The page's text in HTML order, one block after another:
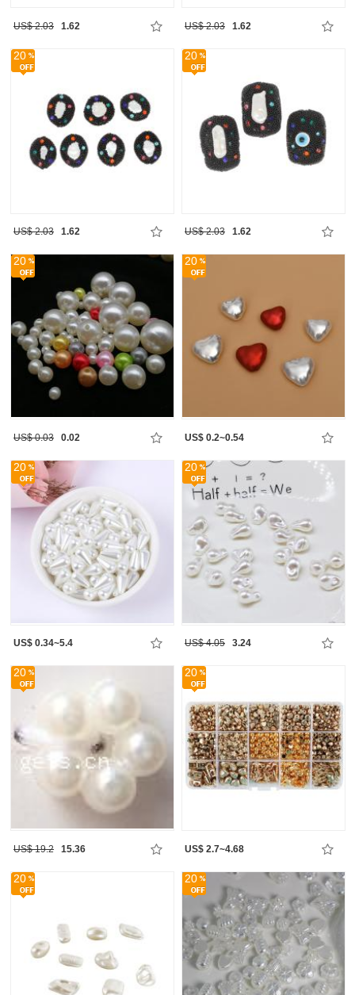
US$ 2.03 1.62 US$ 2.03 1.62
20
US$ 2.03 1.62
20
US$ 2.03 1.62
20
US$ 0.03 0.02
20
US$ 0.2~0.54
20
US$ 0.34~5.4
20
US$ 4.05 3.24
20
US$ 19.2 15.36
20
US$ 2.7~4.68
20 20